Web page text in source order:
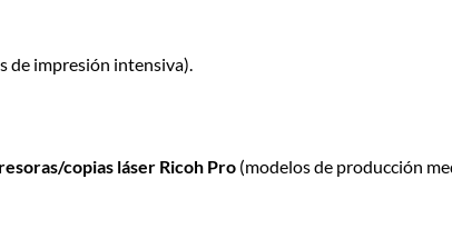
de impresión intensiva).
copias láser Ricoh Pro (modelos de producción